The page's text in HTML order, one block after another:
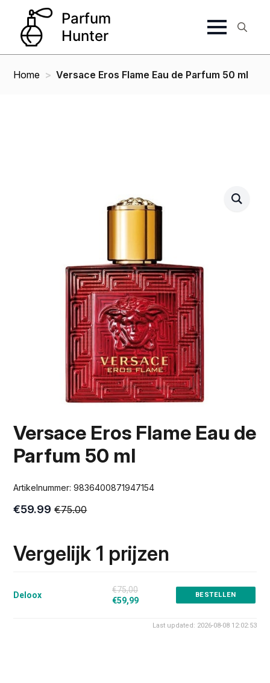
Home Versace Eros Flame Eau de Parfum 50 ml
Versace Eros Flame Eau de
Parfum 50 ml
Artikelnummer:9836400871947154
€75.00
Oorspronkelijke
€75.00.
€59.99
Huidige
€59.99.
Vergelijk 1 prijzen
Deloox
€75,00
€59,99
BESTELLEN
Last updated: 2026-08-08 12:02:53